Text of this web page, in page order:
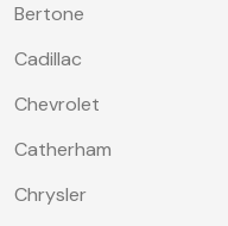
Bertone
Cadillac
Chevrolet
Catherham
Chrysler